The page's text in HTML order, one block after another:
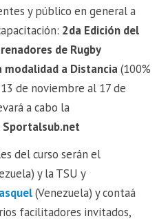
y público en general a
2da Edición del
de Rugby
modalidad a Distancia(100%
de noviembre al 17 de
a cabo la
Sportalsub.net
del curso serán el
y la TSU y
(Venezuela) y contaá
facilitadores invitados,